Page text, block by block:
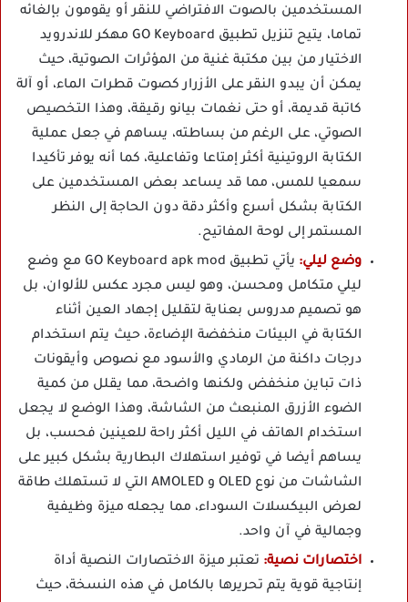
المستخدمين بالصوت الافتراضي للنقر أو يقومون بإلغائه
تماما، يتيح تنزيل تطبيق GO Keyboard مهكر للاندرويد
الاختيار من بين مكتبة غنية من المؤثرات الصوتية، حيث
يمكن أن يبدو النقر على الأزرار كصوت قطرات الماء، أو آلة
كاتبة قديمة، أو حتى نغمات بيانو رقيقة، وهذا التخصيص
الصوتي، على الرغم من بساطته، يساهم في جعل عملية
الكتابة الروتينية أكثر إمتاعا وتفاعلية، كما أنه يوفر تأكيدا
سمعيا للمس، مما قد يساعد بعض المستخدمين على
الكتابة بشكل أسرع وأكثر دقة دون الحاجة إلى النظر
المستمر إلى لوحة المفاتيح.
وضع ليلي:
يأتي تطبيق GO Keyboard apk mod مع وضع
ليلي متكامل ومحسن، وهو ليس مجرد عكس للألوان، بل
هو تصميم مدروس بعناية لتقليل إجهاد العين أثناء
الكتابة في البيئات منخفضة الإضاءة، حيث يتم استخدام
درجات داكنة من الرمادي والأسود مع نصوص وأيقونات
ذات تباين منخفض ولكنها واضحة، مما يقلل من كمية
الضوء الأزرق المنبعث من الشاشة، وهذا الوضع لا يجعل
استخدام الهاتف في الليل أكثر راحة للعينين فحسب، بل
يساهم أيضا في توفير استهلاك البطارية بشكل كبير على
الشاشات من نوع OLED و AMOLED التي لا تستهلك طاقة
لعرض البيكسلات السوداء، مما يجعله ميزة وظيفية
وجمالية في آن واحد.
اختصارات نصية: تعتبر ميزة الاختصارات النصية أداة
إنتاجية قوية يتم تحريرها بالكامل في هذه النسخة، حيث